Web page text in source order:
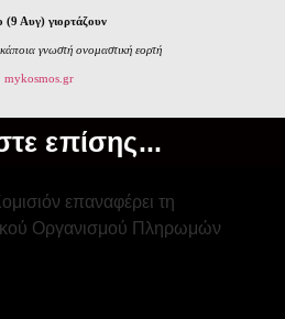
(9 Αυγ) γιορτάζουν
γνωστή ονομαστική εορτή
mykosmos.gr
επίσης...